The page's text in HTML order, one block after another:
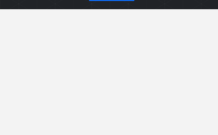
astăzi pentru a programa o vizionare sau